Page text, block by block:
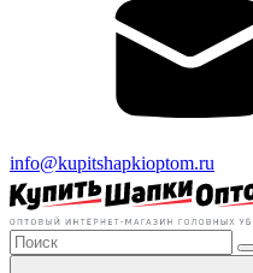
info@kupitshapkioptom.ru